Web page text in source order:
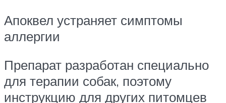
Апоквел устраняет симптомы
аллергии
Препарат разработан специально
для терапии собак, поэтому
инструкцию для других питомцев